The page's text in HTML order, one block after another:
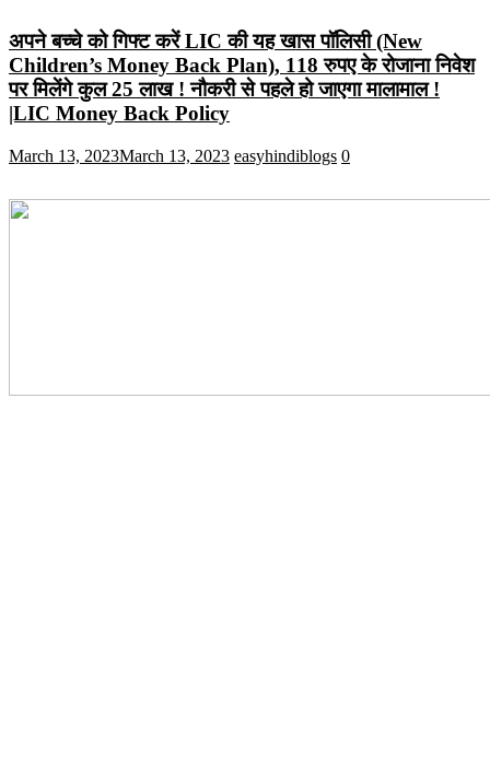
अपने बच्चे को गिफ्ट करें LIC की यह खास पॉलिसी (New
Children’s Money Back Plan), 118 रुपए के रोजाना निवेश
पर मिलेंगे कुल 25 लाख ! नौकरी से पहले हो जाएगा मालामाल !
|LIC Money Back Policy
March 13, 2023March 13, 2023 easyhindiblogs 0